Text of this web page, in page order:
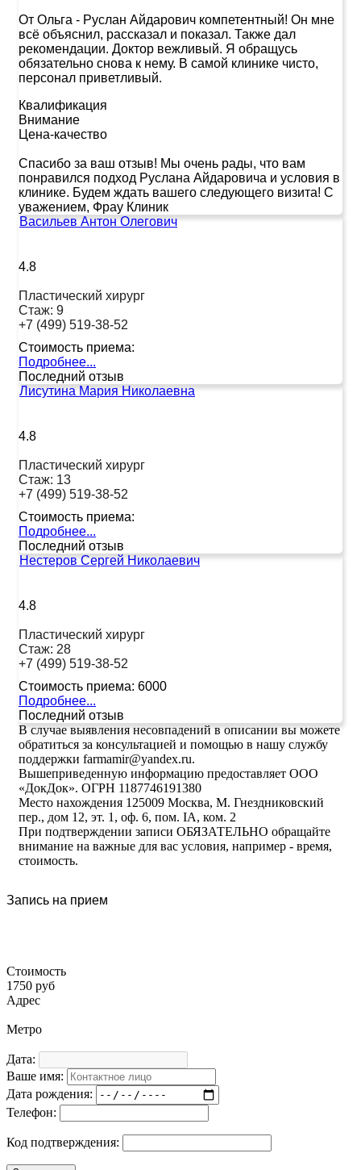
От Ольга - Руслан Айдарович компетентный! Он мне
всё объяснил, рассказал и показал. Также дал
рекомендации. Доктор вежливый. Я обращусь
обязательно снова к нему. В самой клинике чисто,
персонал приветливый.
Квалификация
Внимание
Цена-качество
Спасибо за ваш отзыв! Мы очень рады, что вам
понравился подход Руслана Айдаровича и условия в
клинике. Будем ждать вашего следующего визита! С
уважением, Фрау Клиник
Васильев Антон Олегович
4.8
Пластический хирург
Стаж: 9
+7 (499) 519-38-52
Стоимость приема:
Подробнее...
Последний отзыв
Лисутина Мария Николаевна
4.8
Пластический хирург
Стаж: 13
+7 (499) 519-38-52
Стоимость приема:
Подробнее...
Последний отзыв
Нестеров Сергей Николаевич
4.8
Пластический хирург
Стаж: 28
+7 (499) 519-38-52
Стоимость приема: 6000
Подробнее...
Последний отзыв
В случае выявления несовпадений в описании вы можете
обратиться за консультацией и помощью в нашу службу
поддержки farmamir@yandex.ru.
Вышеприведенную информацию предоставляет ООО
«ДокДок». ОГРН 1187746191380
Место нахождения 125009 Москва, М. Гнездниковский
пер., дом 12, эт. 1, оф. 6, пом. IA, ком. 2
При подтверждении записи ОБЯЗАТЕЛЬНО обращайте
внимание на важные для вас условия, например - время,
стоимость.
Запись на прием
Стоимость
1750 руб
Адрес
Метро
Дата:
Ваше имя:
Дата рождения:
Телефон:
Код подтверждения: